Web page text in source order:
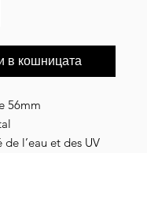
в кошницата
56mm
l’eau et des UV